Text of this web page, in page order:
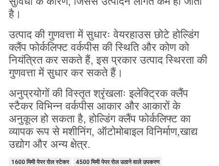
है।
उत्पाद की गुणवत्ता में सुधारः वेयरहाउस छोटे होल्डिंग
क्लैंप फोर्कलिफ्ट वर्कपीस की स्थिति और कोण को
नियंत्रित कर सकते हैं, इस प्रकार उत्पाद स्थिरता की
गुणवत्ता में सुधार कर सकते हैं।
अनुप्रयोगों की विस्तृत श्रृंखलाः इलेक्ट्रिक क्लैंप
स्टैकर विभिन्न वर्कपीस आकार और आकारों के
अनुकूल हो सकता है, होल्डिंग क्लैंप फोर्कलिफ्ट का
व्यापक रूप से मशीनिंग, ऑटोमोबाइल विनिर्माण,खाद्य
उद्योग और अन्य क्षेत्र.
1600 मिमी पेपर रोल स्टेकर
4500 मिमी पेपर रोल उठाने वाले उपकरण